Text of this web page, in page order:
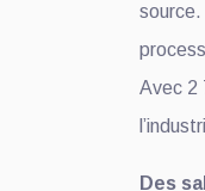
source.
Avec 2
Des